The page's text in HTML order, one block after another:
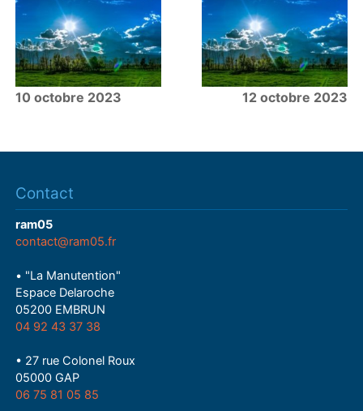
10 octobre 2023 12 octobre 2023
Contact
ram05
contact@ram05.fr
• "La Manutention"
Espace Delaroche
05200 EMBRUN
04 92 43 37 38
• 27 rue Colonel Roux
05000 GAP
06 75 81 05 85